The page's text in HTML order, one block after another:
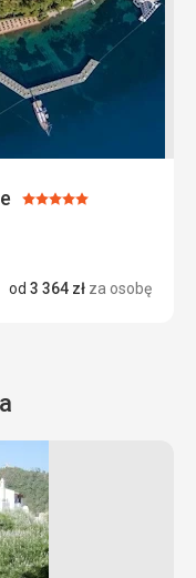
Ocena:
od 3 364 zł za osobę